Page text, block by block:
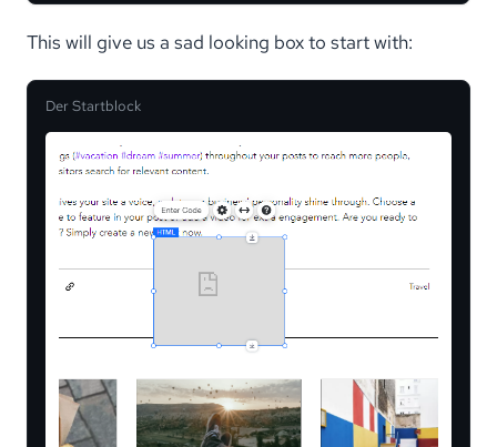
This will give us a sad looking box to start with:
Der Startblock